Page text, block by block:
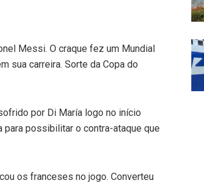
Messi. O craque fez um Mundial
sua carreira. Sorte da Copa do
por Di María logo no início
possibilitar o contra-ataque que
os franceses no jogo. Converteu